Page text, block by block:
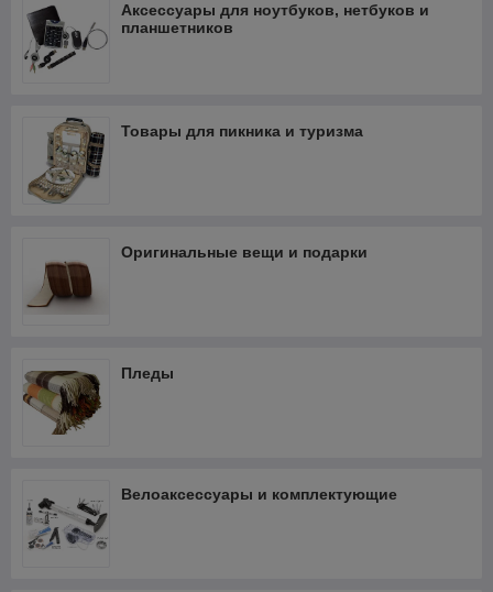
Аксессуары для ноутбуков, нетбуков и
планшетников
Товары для пикника и туризма
Оригинальные вещи и подарки
Пледы
Велоаксессуары и комплектующие